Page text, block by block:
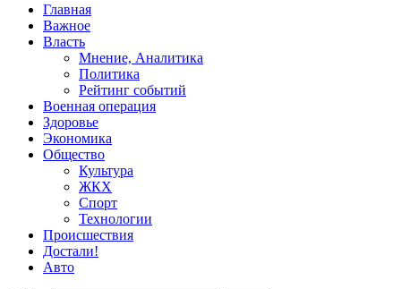
Главная
Важное
Власть
Мнение, Аналитика
Политика
Рейтинг событий
Военная операция
Здоровье
Экономика
Общество
Культура
ЖКХ
Спорт
Технологии
Происшествия
Достали!
Авто